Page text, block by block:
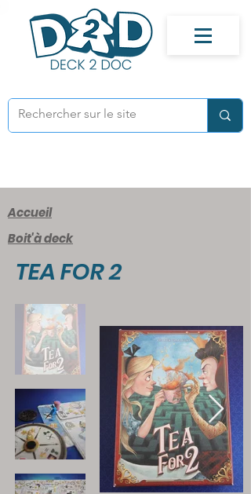
Accueil
Boit'à deck
TEA FOR 2